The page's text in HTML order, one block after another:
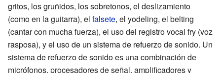
gritos, los gruñidos, los sobretonos, el deslizamiento
(como en la guitarra), el falsete, el yodeling, el belting
(cantar con mucha fuerza), el uso del registro vocal fry (voz
rasposa), y el uso de un sistema de refuerzo de sonido. Un
sistema de refuerzo de sonido es una combinación de
micrófonos, procesadores de señal, amplificadores y